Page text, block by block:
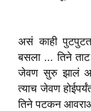
असं काही
बसला ... तिने
जेवण सुरु झालं
त्याच जेवण
तिने पटकन